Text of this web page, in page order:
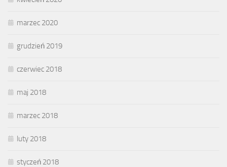
marzec 2020
grudzień 2019
czerwiec 2018
maj 2018
marzec 2018
luty 2018
styczeń 2018